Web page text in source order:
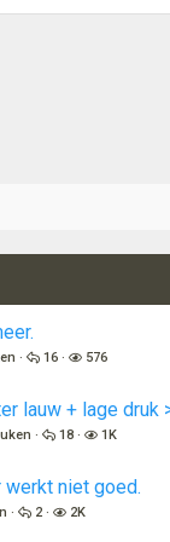
16 576
lauw + lage druk
18 1K
werkt niet goed.
2 2K